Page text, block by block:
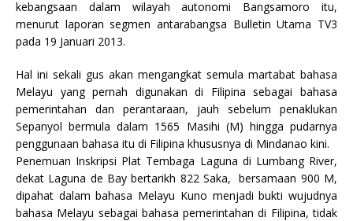
kebangsaan dalam wilayah autonomi Bangsamoro itu,
menurut laporan segmen antarabangsa Bulletin Utama TV3
pada 19 Januari 2013.
Hal ini sekali gus akan mengangkat semula martabat bahasa
Melayu yang pernah digunakan di Filipina sebagai bahasa
pemerintahan dan perantaraan, jauh sebelum penaklukan
Sepanyol bermula dalam 1565 Masihi (M) hingga pudarnya
penggunaan bahasa itu di Filipina khususnya di Mindanao kini.
Penemuan Inskripsi Plat Tembaga Laguna di Lumbang River,
dekat Laguna de Bay bertarikh 822 Saka, bersamaan 900 M,
dipahat dalam bahasa Melayu Kuno menjadi bukti wujudnya
bahasa Melayu sebagai bahasa pemerintahan di Filipina, tidak